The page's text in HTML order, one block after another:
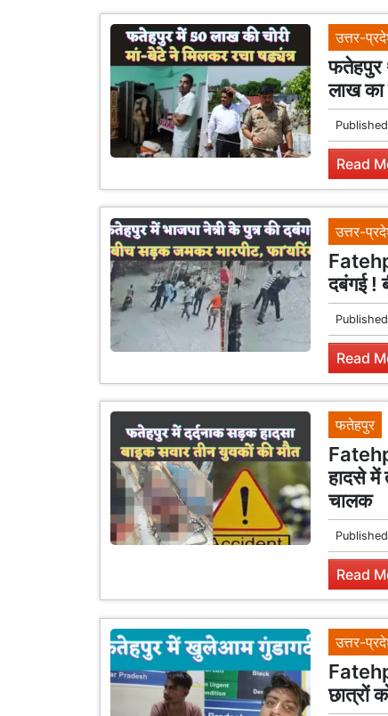
उत्तर-
फतेहपुर
लाख
Read
उत्तर-
दबंगई !
Read
फतेहपुर
हादसे में
चालक
Read
उत्तर-
छात्रों